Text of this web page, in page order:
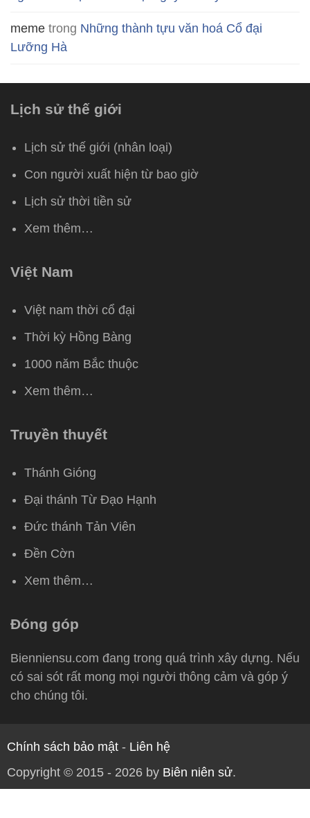
meme trong Những thành tựu văn hoá Cổ đại
Lưỡng Hà
Lịch sử thế giới
Lịch sử thế giới (nhân loại)
Con người xuất hiện từ bao giờ
Lịch sử thời tiền sử
Xem thêm…
Việt Nam
Việt nam thời cổ đại
Thời kỳ Hồng Bàng
1000 năm Bắc thuộc
Xem thêm…
Truyền thuyết
Thánh Gióng
Đại thánh Từ Đạo Hạnh
Đức thánh Tản Viên
Đền Cờn
Xem thêm…
Đóng góp
Bienniensu.com đang trong quá trình xây dựng. Nếu
có sai sót rất mong mọi người thông cảm và góp ý
cho chúng tôi.
Chính sách bảo mật - Liên hệ
Copyright © 2015 - 2026 by Biên niên sử.